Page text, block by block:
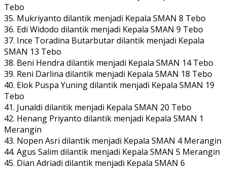
Tebo
35. Mukriyanto dilantik menjadi Kepala SMAN 8 Tebo
36. Edi Widodo dilantik menjadi Kepala SMAN 9 Tebo
37. Ince Toradina Butarbutar dilantik menjadi Kepala
SMAN 13 Tebo
38. Beni Hendra dilantik menjadi Kepala SMAN 14 Tebo
39. Reni Darlina dilantik menjadi Kepala SMAN 18 Tebo
40. Elok Puspa Yuning dilantik menjadi Kepala SMAN 19
Tebo
41. Junaldi dilantik menjadi Kepala SMAN 20 Tebo
42. Henang Priyanto dilantik menjadi Kepala SMAN 1
Merangin
43. Nopen Asri dilantik menjadi Kepala SMAN 4 Merangin
44. Agus Salim dilantik menjadi Kepala SMAN 5 Merangin
45. Dian Adriadi dilantik menjadi Kepala SMAN 6